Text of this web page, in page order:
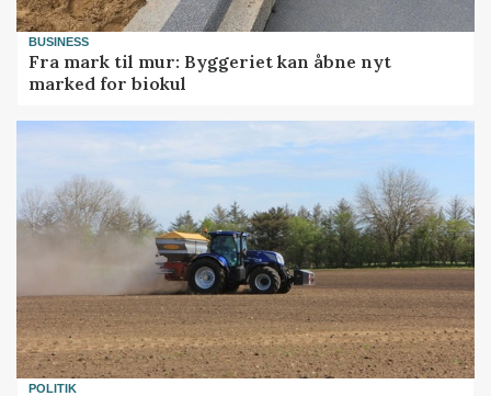
BUSINESS
Fra mark til mur: Byggeriet kan åbne nyt
marked for biokul
POLITIK